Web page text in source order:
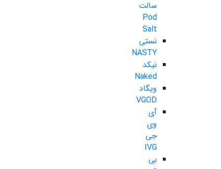
سالت
Pod
Salt
نستی
NASTY
نیکد
Naked
ویگاد
VGOD
آی
وی
جی
IVG
بی